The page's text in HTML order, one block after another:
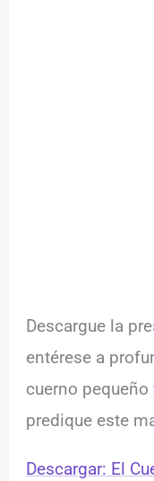
Descargue la
entérese a
cuerno pequeño
predique este
Descargar: El